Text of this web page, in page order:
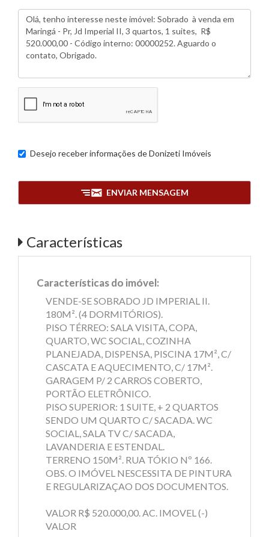
Desejo receber informações deDonizeti Imóveis
ENVIAR MENSAGEM
Características
Características do imóvel:
VENDE-SE SOBRADO JD IMPERIAL II.
180M². (4 DORMITÓRIOS).
PISO TÉRREO: SALA VISITA, COPA,
QUARTO, WC SOCIAL, COZINHA
PLANEJADA, DISPENSA, PISCINA 17M², C/
CASCATA E AQUECIMENTO, C/ 17M².
GARAGEM P/ 2 CARROS COBERTO,
PORTÃO ELETRÔNICO.
PISO SUPERIOR: 1 SUITE, + 2 QUARTOS
SENDO UM QUARTO C/ SACADA. WC
SOCIAL, SALA TV C/ SACADA,
LAVANDERIA E ESTENDAL.
TERRENO 150M². RUA TÓKIO Nº 166.
OBS. O IMÓVEL NESCESSITA DE PINTURA
E REGULARIZAÇAO DOS DOCUMENTOS.
VALOR R$ 520.000,00. AC. IMOVEL (-)
VALOR